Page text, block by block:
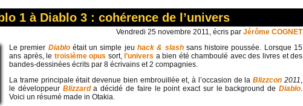
1 à Diablo 3 : cohérence de l’univers
Vendredi 25 novembre 2011, écris par Jérôme COGNET
Le premier Diablo était un simple jeuhack & slash sans histoire poussée. Lorsque 15
ans après, le troisième opus sort, l’univers a bien été chamboulé avec des livres et des
bandes-dessinées écrits par 8 écrivains et 2 compagnies.
La trame principale était devenue bien embrouillée et, à l’occasion de laBlizzcon 2011,
le développeur Blizzard a décidé de faire le point exact sur le background deDiablo.
Voici un résumé made in Otakia.